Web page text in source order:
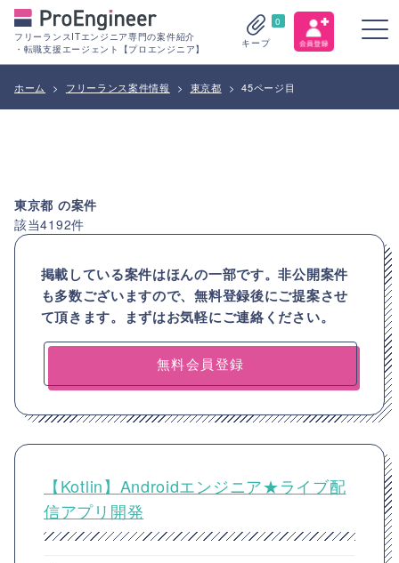
フリーランスITエンジニア専門の案件紹介
・転職支援エージェント【プロエンジニア】
0
キープ
ホーム > フリーランス案件情報 > 東京都 > 45ページ目
東京都 の案件
該当4192件
掲載している案件はほんの一部です。非公開案件
も多数ございますので、無料登録後にご提案させ
て頂きます。まずはお気軽にご連絡ください。
無料会員登録
【Kotlin】Androidエンジニア★ライブ配
信アプリ開発